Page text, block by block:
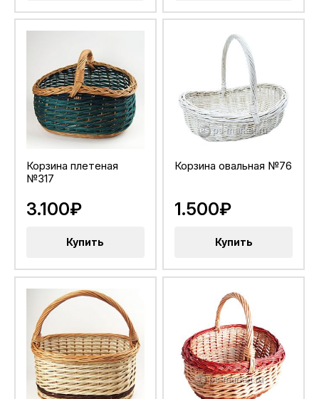
Корзина плетеная
№317
3.100₽
Купить
Корзина овальная №76
1.500₽
Купить